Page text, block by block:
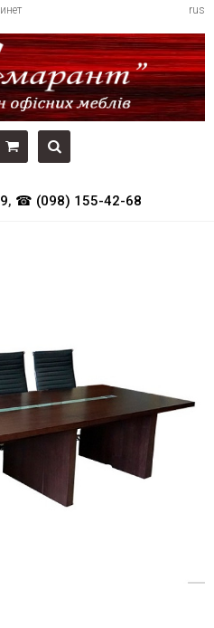
rus
, ☎ (098) 155-42-68